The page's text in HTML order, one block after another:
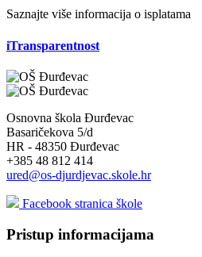
Saznajte više informacija o isplatama
iTransparentnost
Osnovna škola Đurđevac
Basaričekova 5/d
HR - 48350 Đurđevac
+385 48 812 414
ured@os-djurdjevac.skole.hr
Facebook stranica škole
Pristup informacijama